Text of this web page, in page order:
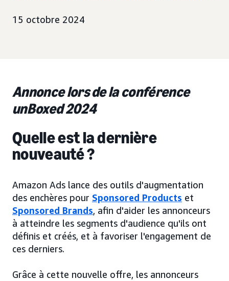
15 octobre 2024
Annonce lors de la conférence
unBoxed 2024
Quelle est la dernière
nouveauté ?
Amazon Ads lance des outils d'augmentation
des enchères pour Sponsored Products et
Sponsored Brands, afin d'aider les annonceurs
à atteindre les segments d'audience qu'ils ont
définis et créés, et à favoriser l'engagement de
ces derniers.
Grâce à cette nouvelle offre, les annonceurs